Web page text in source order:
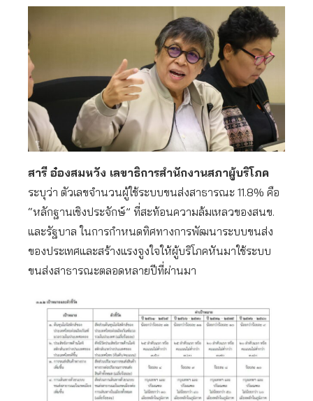
สารี อ๋องสมหวัง เลขาธิการสำนักงานสภาผู้บริโภค
ระบุว่า ตัวเลขจำนวนผู้ใช้ระบบขนส่งสาธารณะ 11.8% คือ
“หลักฐานเชิงประจักษ์” ที่สะท้อนความล้มเหลวของสนข.
และรัฐบาล ในการกำหนดทิศทางการพัฒนาระบบขนส่ง
ของประเทศและสร้างแรงจูงใจให้ผู้บริโภคหันมาใช้ระบบ
ขนส่งสาธารณะตลอดหลายปีที่ผ่านมา